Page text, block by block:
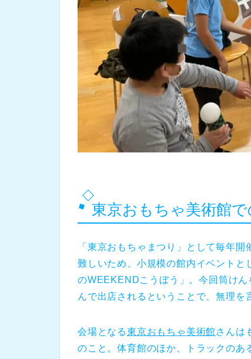
東京おもちゃ美術館
「東京おもちゃまつり」として毎年
難しいため、小規模の館内イベントと
のWEEKENDこうぼう」。今回筒け
んで出店されるということで、無理を
会場となる東京おもちゃ美術館さんは
のこと。体育館のほか、トラックのあ